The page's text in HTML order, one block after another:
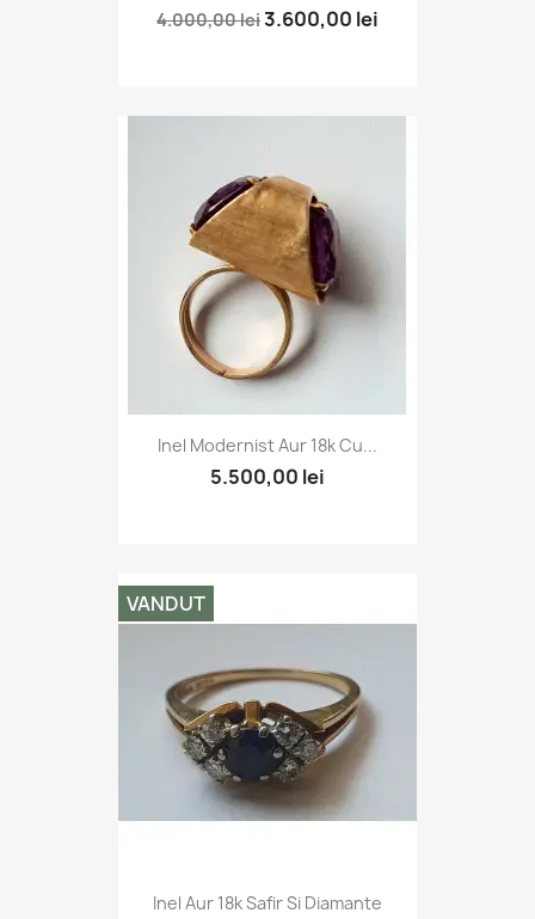
4.000,00 lei3.600,00 lei
Inel Modernist Aur 18k Cu...
5.500,00 lei
Inel Aur 18k Safir Si Diamante
VANDUT